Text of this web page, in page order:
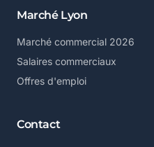
Marché Lyon
Marché commercial 2026
Salaires commerciaux
Offres d'emploi
Contact